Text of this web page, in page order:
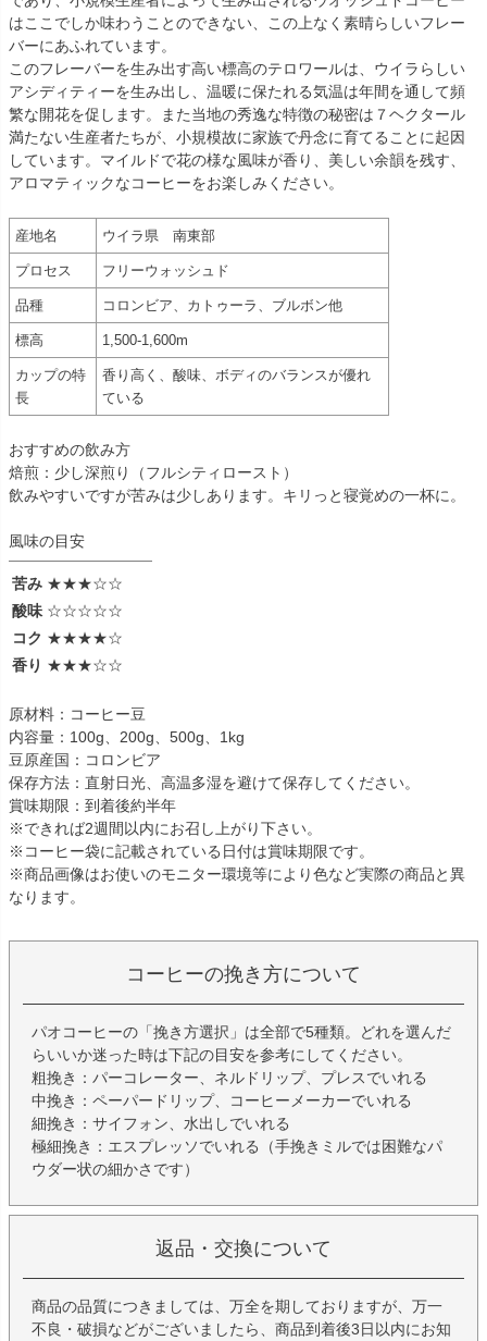
はここでしか味わうことのできない、この上なく素晴らしいフレー
バーにあふれています。
このフレーバーを生み出す高い標高のテロワールは、ウイラらしい
アシディティーを生み出し、温暖に保たれる気温は年間を通して頻
繁な開花を促します。また当地の秀逸な特徴の秘密は７ヘクタール
満たない生産者たちが、小規模故に家族で丹念に育てることに起因
しています。マイルドで花の様な風味が香り、美しい余韻を残す、
アロマティックなコーヒーをお楽しみください。
産地名 ウイラ県 南東部
プロセス フリーウォッシュド
品種 コロンビア、カトゥーラ、ブルボン他
標高 1,500-1,600m
カップの特
長
香り高く、酸味、ボディのバランスが優れ
ている
おすすめの飲み方
焙煎：少し深煎り（フルシティロースト）
飲みやすいですが苦みは少しあります。キリっと寝覚めの一杯に。
風味の目安
苦み ★★★☆☆
酸味 ☆☆☆☆☆
コク ★★★★☆
香り ★★★☆☆
原材料：コーヒー豆
内容量：100g、200g、500g、1kg
豆原産国：コロンビア
保存方法：直射日光、高温多湿を避けて保存してください。
賞味期限：到着後約半年
※できれば2週間以内にお召し上がり下さい。
※コーヒー袋に記載されている日付は賞味期限です。
※商品画像はお使いのモニター環境等により色など実際の商品と異
なります。
コーヒーの挽き方について
パオコーヒーの「挽き方選択」は全部で5種類。どれを選んだ
らいいか迷った時は下記の目安を参考にしてください。
粗挽き：パーコレーター、ネルドリップ、プレスでいれる
中挽き：ペーパードリップ、コーヒーメーカーでいれる
細挽き：サイフォン、水出しでいれる
極細挽き：エスプレッソでいれる（手挽きミルでは困難なパ
ウダー状の細かさです）
返品・交換について
商品の品質につきましては、万全を期しておりますが、万一
不良・破損などがございましたら、商品到着後3日以内にお知